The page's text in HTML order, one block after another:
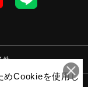
件
めCookieを使用し